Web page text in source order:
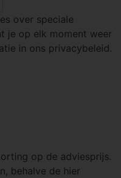
over speciale
je op elk moment weer
in ons privacybeleid.
op de adviesprijs.
behalve de hier